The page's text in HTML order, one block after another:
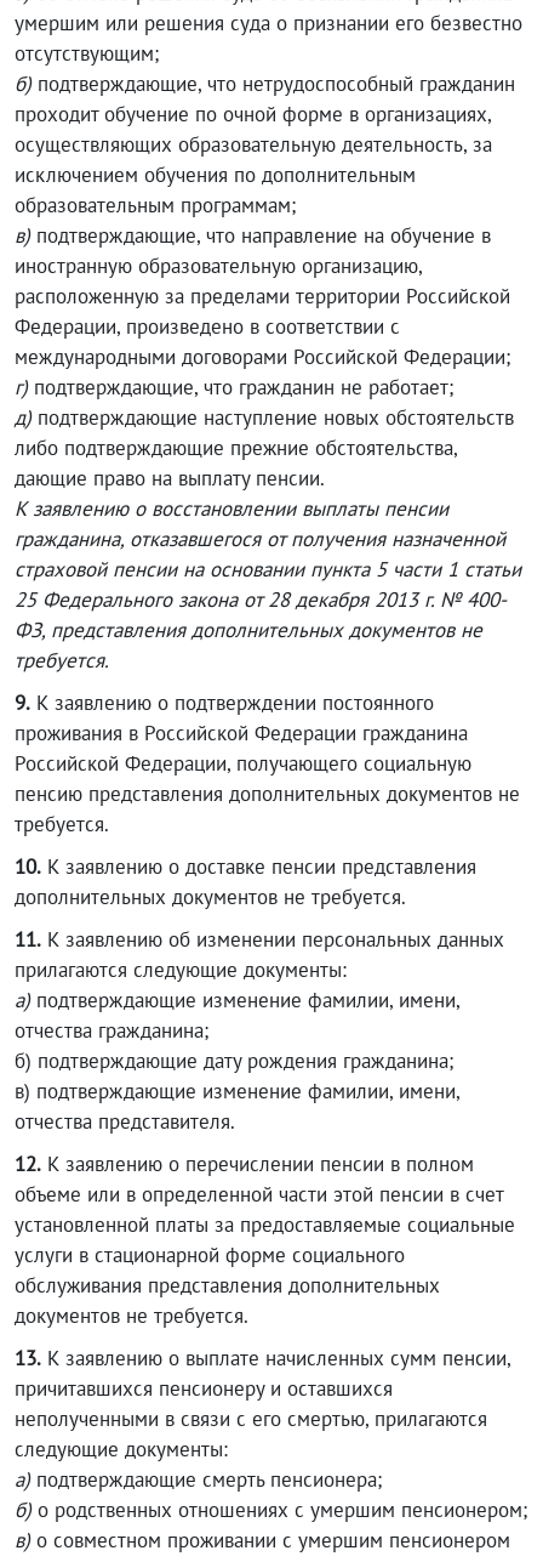
умершим или решения суда о признании его безвестно
отсутствующим;
б)подтверждающие, что нетрудоспособный гражданин
проходит обучение по очной форме в организациях,
осуществляющих образовательную деятельность, за
исключением обучения по дополнительным
образовательным программам;
в)подтверждающие, что направление на обучение в
иностранную образовательную организацию,
расположенную за пределами территории Российской
Федерации, произведено в соответствии с
международными договорами Российской Федерации;
г)подтверждающие, что гражданин не работает;
д)подтверждающие наступление новых обстоятельств
либо подтверждающие прежние обстоятельства,
дающие право на выплату пенсии.
К заявлению о восстановлении выплаты пенсии
гражданина, отказавшегося от получения назначенной
страховой пенсии на основании пункта 5 части 1 статьи
25 Федерального закона от 28 декабря 2013 г. № 400-
ФЗ, представления дополнительных документов не
требуется.
9. К заявлению о подтверждении постоянного
проживания в Российской Федерации гражданина
Российской Федерации, получающего социальную
пенсию представления дополнительных документов не
требуется.
10. К заявлению о доставке пенсии представления
дополнительных документов не требуется.
11. К заявлению об изменении персональных данных
прилагаются следующие документы:
а)подтверждающие изменение фамилии, имени,
отчества гражданина;
б) подтверждающие дату рождения гражданина;
в) подтверждающие изменение фамилии, имени,
отчества представителя.
12. К заявлению о перечислении пенсии в полном
объеме или в определенной части этой пенсии в счет
установленной платы за предоставляемые социальные
услуги в стационарной форме социального
обслуживания представления дополнительных
документов не требуется.
13. К заявлению о выплате начисленных сумм пенсии,
причитавшихся пенсионеру и оставшихся
неполученными в связи с его смертью, прилагаются
следующие документы:
а)подтверждающие смерть пенсионера;
б)о родственных отношениях с умершим пенсионером;
в)о совместном проживании с умершим пенсионером